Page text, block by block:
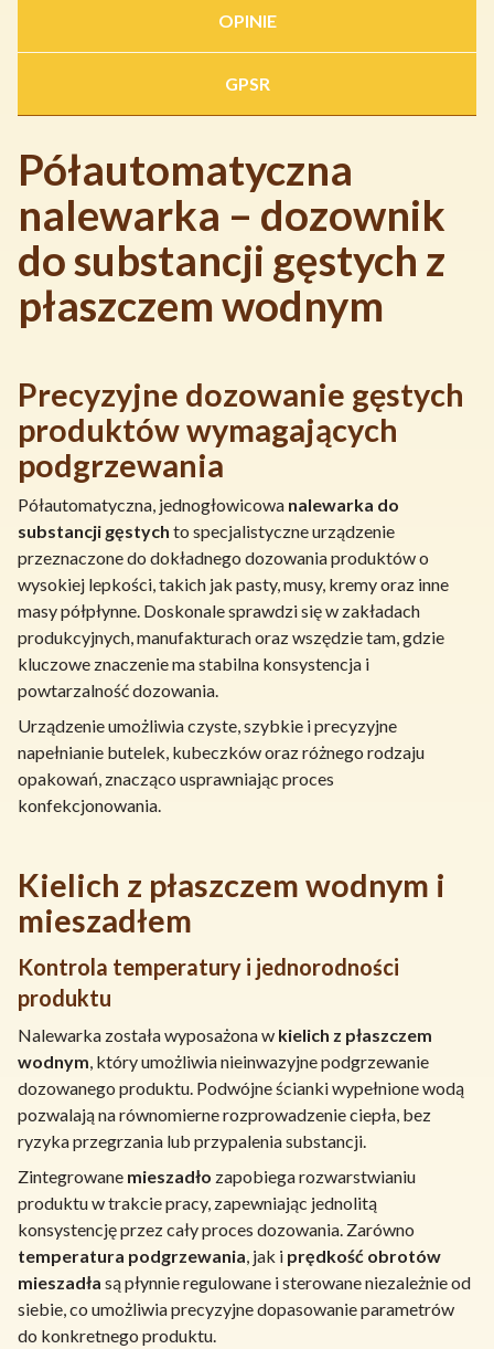
OPINIE
GPSR
Półautomatyczna
nalewarka – dozownik
do substancji gęstych z
płaszczem wodnym
Precyzyjne dozowanie gęstych
produktów wymagających
podgrzewania
Półautomatyczna, jednogłowicowa nalewarka do
substancji gęstych to specjalistyczne urządzenie
przeznaczone do dokładnego dozowania produktów o
wysokiej lepkości, takich jak pasty, musy, kremy oraz inne
masy półpłynne. Doskonale sprawdzi się w zakładach
produkcyjnych, manufakturach oraz wszędzie tam, gdzie
kluczowe znaczenie ma stabilna konsystencja i
powtarzalność dozowania.
Urządzenie umożliwia czyste, szybkie i precyzyjne
napełnianie butelek, kubeczków oraz różnego rodzaju
opakowań, znacząco usprawniając proces
konfekcjonowania.
Kielich z płaszczem wodnym i
mieszadłem
Kontrola temperatury i jednorodności
produktu
Nalewarka została wyposażona w kielich z płaszczem
wodnym, który umożliwia nieinwazyjne podgrzewanie
dozowanego produktu. Podwójne ścianki wypełnione wodą
pozwalają na równomierne rozprowadzenie ciepła, bez
ryzyka przegrzania lub przypalenia substancji.
Zintegrowane mieszadło zapobiega rozwarstwianiu
produktu w trakcie pracy, zapewniając jednolitą
konsystencję przez cały proces dozowania. Zarówno
temperatura podgrzewania, jak i prędkość obrotów
mieszadła są płynnie regulowane i sterowane niezależnie od
siebie, co umożliwia precyzyjne dopasowanie parametrów
do konkretnego produktu.